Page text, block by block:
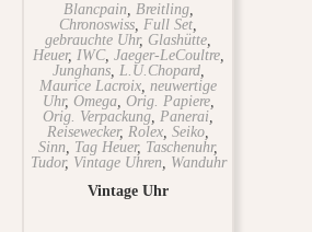
Blancpain, Breitling,
Chronoswiss, Full Set,
gebrauchte Uhr, Glashütte,
Heuer, IWC, Jaeger-LeCoultre,
Junghans, L.U.Chopard,
Maurice Lacroix, neuwertige
Uhr, Omega, Orig. Papiere,
Orig. Verpackung, Panerai,
Reisewecker, Rolex, Seiko,
Sinn, Tag Heuer, Taschenuhr,
Tudor, Vintage Uhren, Wanduhr
Vintage Uhr